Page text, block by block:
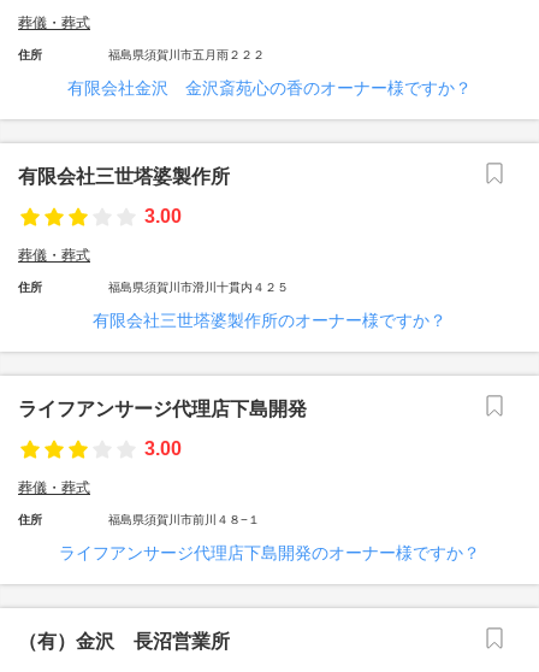
葬儀・葬式
住所 福島県須賀川市五月雨２２２
有限会社金沢 金沢斎苑心の香のオーナー様ですか？
有限会社三世塔婆製作所
3.00
葬儀・葬式
住所 福島県須賀川市滑川十貫内４２５
有限会社三世塔婆製作所のオーナー様ですか？
ライフアンサージ代理店下島開発
3.00
葬儀・葬式
住所 福島県須賀川市前川４８−１
ライフアンサージ代理店下島開発のオーナー様ですか？
（有）金沢 長沼営業所